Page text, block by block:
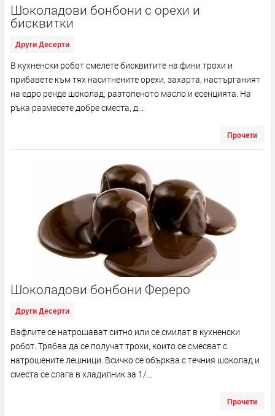
Шоколадови бонбони с орехи и
бисквитки
Други Десерти
В кухненски робот смелете бисквитите на фини трохи и
прибавете към тях наситнените орехи, захарта, настърганият
на едро ренде шоколад, разтопеното масло и есенцията. На
ръка размесете добре сместа, д...
Прочети
Шоколадови бонбони Фереро
Други Десерти
Вафлите се натрошават ситно или се смилат в кухненски
робот. Трябва да се получат трохи, които се смесват с
натрошените лешници. Всичко се обърква с течния шоколад и
сместа се слага в хладилник за 1/...
Прочети